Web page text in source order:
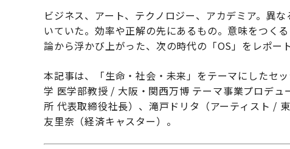
ビジネス、アート、テクノロジー、アカデミア。異
いていた。効率や正解の先にあるもの。意味をつく
論から浮かび上がった、次の時代の「OS」をレポー
本記事は、「生命・社会・未来」をテーマにしたセ
学 医学部教授 / 大阪・関西万博 テーマ事業プロデ
所 代表取締役社長）、滝戸ドリタ（アーティスト /
友里奈（経済キャスター）。